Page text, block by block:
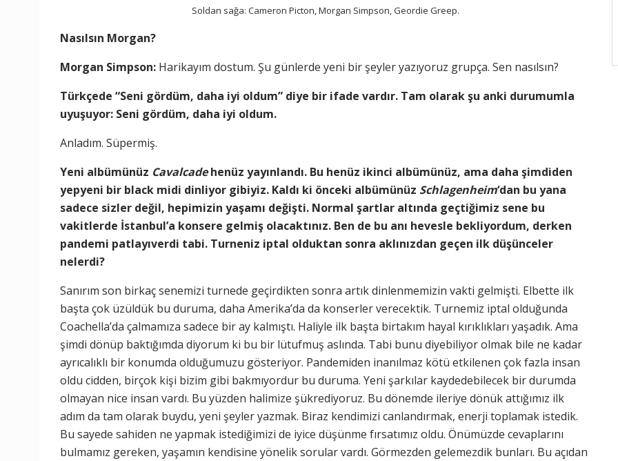
Soldan sağa: Cameron Picton, Morgan Simpson, Geordie Greep.
Nasılsın Morgan?
Morgan Simpson: Harikayım dostum. Şu günlerde yeni bir şeyler yazıyoruz grupça. Sen nasılsın?
Türkçede “Seni gördüm, daha iyi oldum” diye bir ifade vardır. Tam olarak şu anki durumumla
uyuşuyor: Seni gördüm, daha iyi oldum.
Anladım. Süpermiş.
Yeni albümünüz Cavalcadehenüz yayınlandı. Bu henüz ikinci albümünüz, ama daha şimdiden
yepyeni bir black midi dinliyor gibiyiz. Kaldı ki önceki albümünüz Schlagenheim‘dan bu yana
sadece sizler değil, hepimizin yaşamı değişti. Normal şartlar altında geçtiğimiz sene bu
vakitlerde İstanbul’a konsere gelmiş olacaktınız. Ben de bu anı hevesle bekliyordum, derken
pandemi patlayıverdi tabi. Turneniz iptal olduktan sonra aklınızdan geçen ilk düşünceler
nelerdi?
Sanırım son birkaç senemizi turnede geçirdikten sonra artık dinlenmemizin vakti gelmişti. Elbette ilk
başta çok üzüldük bu duruma, daha Amerika’da da konserler verecektik. Turnemiz iptal olduğunda
Coachella’da çalmamıza sadece bir ay kalmıştı. Haliyle ilk başta birtakım hayal kırıklıkları yaşadık. Ama
şimdi dönüp baktığımda diyorum ki bu bir lütufmuş aslında. Tabi bunu diyebiliyor olmak bile ne kadar
ayrıcalıklı bir konumda olduğumuzu gösteriyor. Pandemiden inanılmaz kötü etkilenen çok fazla insan
oldu cidden, birçok kişi bizim gibi bakmıyordur bu duruma. Yeni şarkılar kaydedebilecek bir durumda
olmayan nice insan vardı. Bu yüzden halimize şükrediyoruz. Bu dönemde ileriye dönük attığımız ilk
adım da tam olarak buydu, yeni şeyler yazmak. Biraz kendimizi canlandırmak, enerji toplamak istedik.
Bu sayede sahiden ne yapmak istediğimizi de iyice düşünme fırsatımız oldu. Önümüzde cevaplarını
bulmamız gereken, yaşamın kendisine yönelik sorular vardı. Görmezden gelemezdik bunları. Bu açıdan